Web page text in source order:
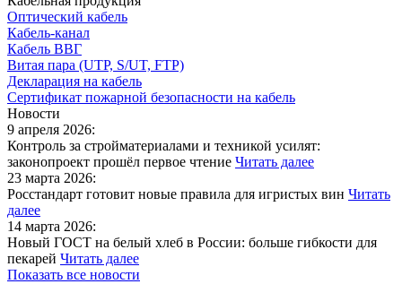
Оптический кабель
Кабель-канал
Кабель ВВГ
Витая пара (UTP, S/UT, FTP)
Декларация на кабель
Сертификат пожарной безопасности на кабель
Новости
9 апреля 2026:
Контроль за стройматериалами и техникой усилят:
законопроект прошёл первое чтение Читать далее
23 марта 2026:
Росстандарт готовит новые правила для игристых вин Читать
далее
14 марта 2026:
Новый ГОСТ на белый хлеб в России: больше гибкости для
пекарей Читать далее
Показать все новости